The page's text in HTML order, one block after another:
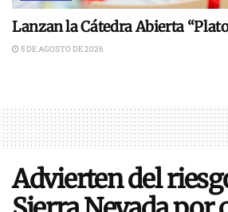
Lanzan la Cátedra Abierta
5 DE AGOSTO DE 2026
Advierten del